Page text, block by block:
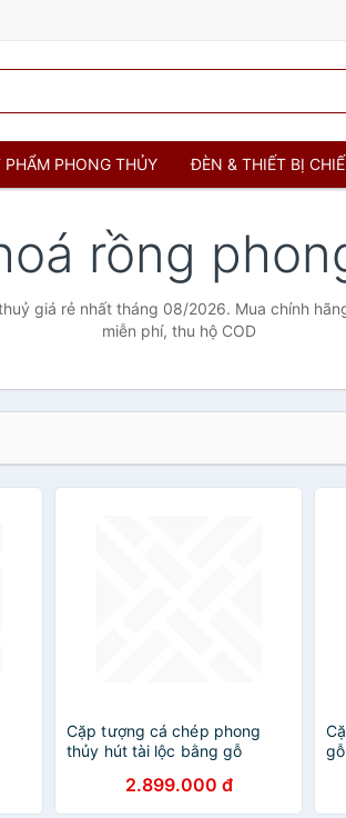
PHẨM PHONG THỦY ĐÈN & THIẾT BỊ
rồng
giá rẻ nhất tháng 08/2026. Mua chính
miễn phí, thu hộ COD
Cặp tượng cá chép phong
thủy hút tài lộc bằng gỗ
2.899.000 đ